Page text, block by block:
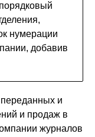
нумерации
добавив
и
и продаж в
журналов